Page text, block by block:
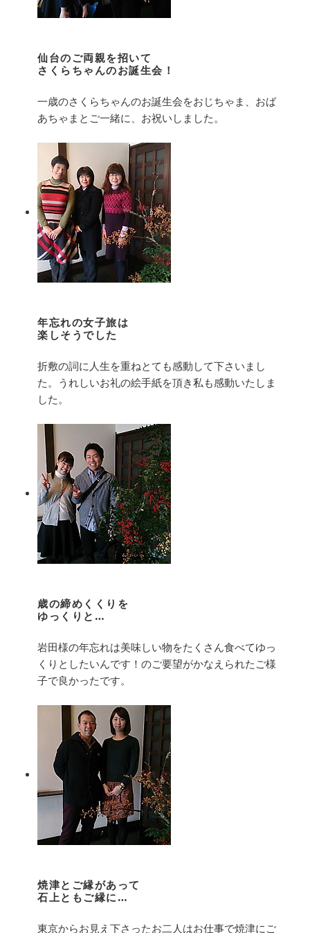
仙台のご両親を招いて
さくらちゃんのお誕生会！
一歳のさくらちゃんのお誕生会をおじちゃま、おば
あちゃまとご一緒に、お祝いしました。
年忘れの女子旅は
楽しそうでした
折敷の詞に人生を重ねとても感動して下さいまし
た。うれしいお礼の絵手紙を頂き私も感動いたしま
した。
歳の締めくくりを
ゆっくりと…
岩田様の年忘れは美味しい物をたくさん食べてゆっ
くりとしたいんです！のご要望がかなえられたご様
子で良かったです。
焼津とご縁があって
石上ともご縁に…
東京からお見え下さったお二人はお仕事で焼津にご